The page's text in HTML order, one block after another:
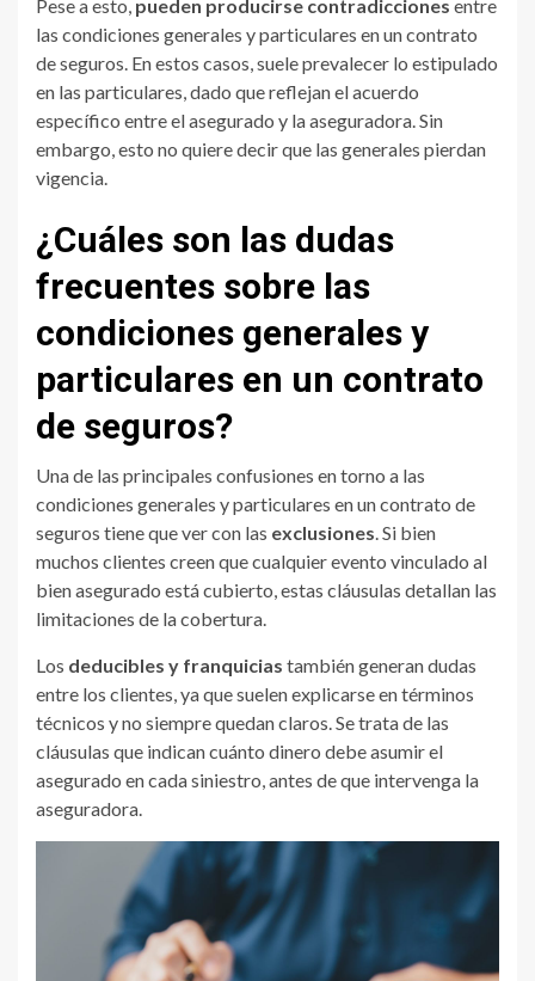
Pese a esto, pueden producirse contradicciones entre
las condiciones generales y particulares en un contrato
de seguros. En estos casos, suele prevalecer lo estipulado
en las particulares, dado que reflejan el acuerdo
específico entre el asegurado y la aseguradora. Sin
embargo, esto no quiere decir que las generales pierdan
vigencia.
¿Cuáles son las dudas
frecuentes sobre las
condiciones generales y
particulares en un contrato
de seguros?
Una de las principales confusiones en torno a las
condiciones generales y particulares en un contrato de
seguros tiene que ver con las exclusiones. Si bien
muchos clientes creen que cualquier evento vinculado al
bien asegurado está cubierto, estas cláusulas detallan las
limitaciones de la cobertura.
Los deducibles y franquicias también generan dudas
entre los clientes, ya que suelen explicarse en términos
técnicos y no siempre quedan claros. Se trata de las
cláusulas que indican cuánto dinero debe asumir el
asegurado en cada siniestro, antes de que intervenga la
aseguradora.